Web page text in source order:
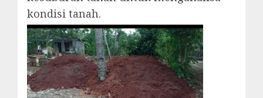
kondisi tanah.